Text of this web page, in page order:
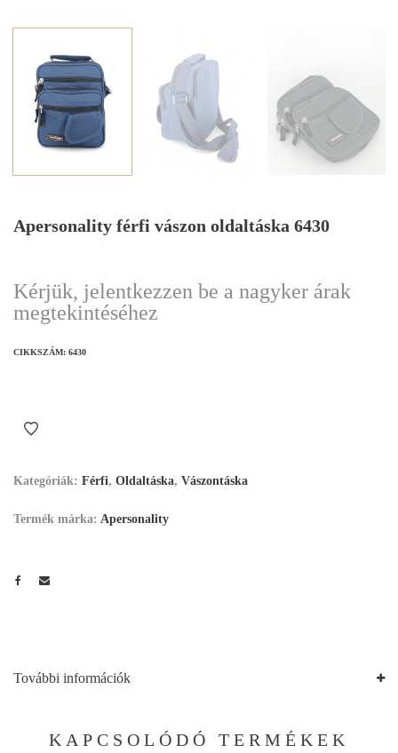
Apersonality férfi vászon oldaltáska 6430
Kérjük, jelentkezzen be a nagyker árak
megtekintéséhez
CIKKSZÁM: 6430
Kategóriák: Férfi, Oldaltáska, Vászontáska
Termék márka: Apersonality
További információk
KAPCSOLÓDÓ TERMÉKEK